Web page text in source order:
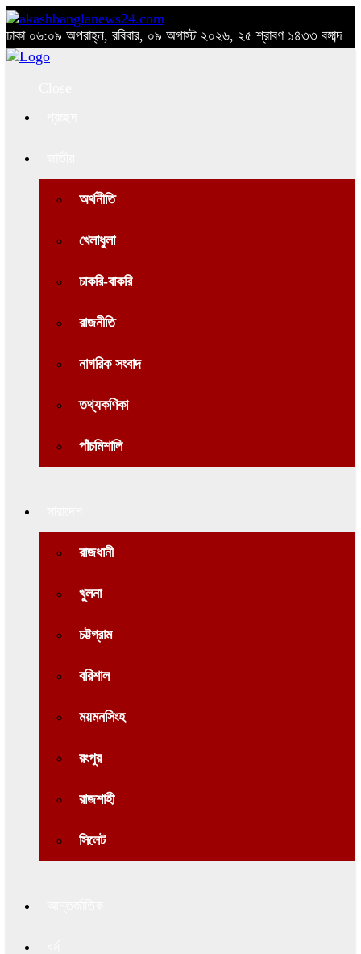
ঢাকা ০৬:০৯ অপরাহ্ন, রবিবার, ০৯ অগাস্ট ২০২৬, ২৫ শ্রাবণ ১৪৩৩ বঙ্গাব্দ
অর্থনীতি
খেলাধুলা
চাকরি-বাকরি
রাজনীতি
নাগরিক সংবাদ
তথ্যকণিকা
পাঁচমিশালি
রাজধানী
খুলনা
চট্টগ্রাম
বরিশাল
ময়মনসিংহ
রংপুর
রাজশাহী
সিলেট